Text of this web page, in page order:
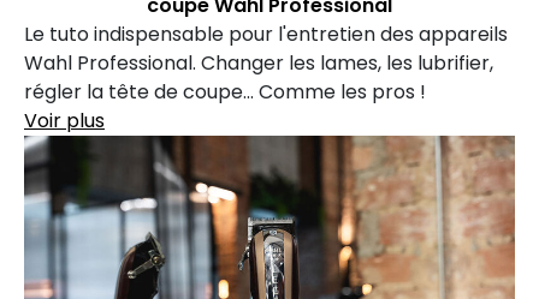
coupe Wahl Professional
Le tuto indispensable pour l'entretien des appareils
Wahl Professional. Changer les lames, les lubrifier,
régler la tête de coupe... Comme les pros !
Voir plus